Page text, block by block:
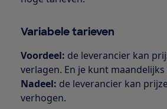
Variabele tarieven
Voordeel: de leverancier kan
verlagen. En je kunt
Nadeel: de leverancier kan
verhogen.